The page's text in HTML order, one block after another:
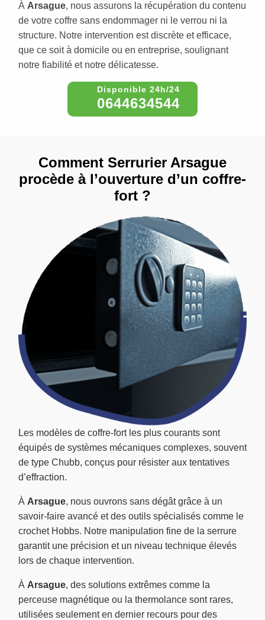
À Arsague, nous assurons la récupération du contenu
de votre coffre sans endommager ni le verrou ni la
structure. Notre intervention est discrète et efficace,
que ce soit à domicile ou en entreprise, soulignant
notre fiabilité et notre délicatesse.
0644634544
Les modèles de coffre-fort les plus courants sont
équipés de systèmes mécaniques complexes, souvent
de type Chubb, conçus pour résister aux tentatives
d’effraction.
À Arsague, nous ouvrons sans dégât grâce à un
savoir-faire avancé et des outils spécialisés comme le
crochet Hobbs. Notre manipulation fine de la serrure
garantit une précision et un niveau technique élevés
lors de chaque intervention.
À Arsague, des solutions extrêmes comme la
perceuse magnétique ou la thermolance sont rares,
utilisées seulement en dernier recours pour des
Comment Serrurier Arsague
procède à l’ouverture d’un coffre-
fort ?